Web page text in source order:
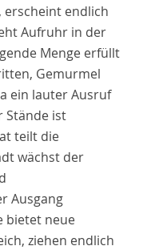
erscheint endlich
Aufruhr in der
Menge erfüllt
Gemurmel
ein lauter Ausruf
Stände ist
teilt die
wächst der
Ausgang
bietet neue
ziehen endlich